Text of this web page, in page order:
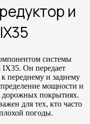
и
системы
IX35. Он передает
переднему и заднему
мощности и
дорожных покрытиях.
для тех, кто часто
погоды.